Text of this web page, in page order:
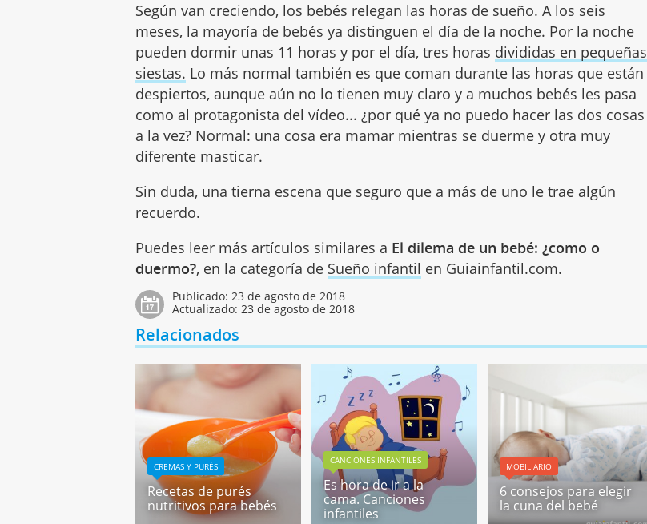
Según van creciendo, los bebés relegan las horas de sueño. A los seis
meses, la mayoría de bebés ya distinguen el día de la noche. Por la noche
pueden dormir unas 11 horas y por el día, tres horas divididas en pequeñas
siestas. Lo más normal también es que coman durante las horas que están
despiertos, aunque aún no lo tienen muy claro y a muchos bebés les pasa
como al protagonista del vídeo... ¿por qué ya no puedo hacer las dos cosas
a la vez? Normal: una cosa era mamar mientras se duerme y otra muy
diferente masticar.
Sin duda, una tierna escena que seguro que a más de uno le trae algún
recuerdo.
Puedes leer más artículos similares a El dilema de un bebé: ¿como o
duermo?, en la categoría de Sueño infantil en Guiainfantil.com.
Publicado:23 de agosto de 2018
Actualizado:23 de agosto de 2018
Relacionados
CREMAS Y PURÉS
Recetas de purés
nutritivos para bebés
CANCIONES INFANTILES
Es hora de ir a la
cama. Canciones
infantiles
MOBILIARIO
6 consejos para elegir
la cuna del bebé